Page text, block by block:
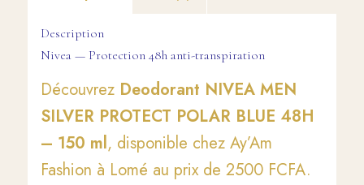
Description
Nivea — Protection 48h anti-transpiration
Découvrez Deodorant NIVEA MEN
SILVER PROTECT POLAR BLUE 48H
– 150 ml, disponible chez Ay’Am
Fashion à Lomé au prix de 2500 FCFA.